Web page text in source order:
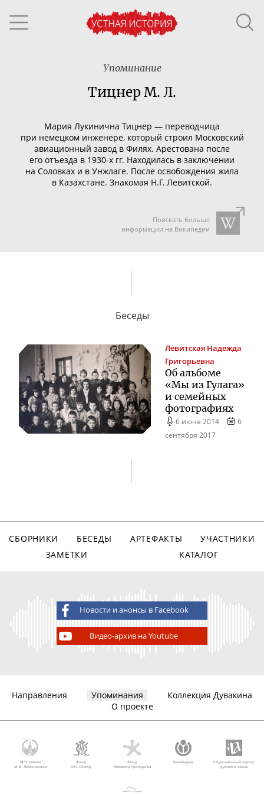
Упоминание
Тицнер М. Л.
Мария Лукинична Тицнер — переводчица
при немецком инженере, который строил Московский
авиационный завод в Филях. Арестована после
его отъезда в 1930-х гг. Находилась в заключении
на Соловках и в Унжлаге. После освобождения жила
в Казахстане. Знакомая Н.Г. Левитской.
Поискать больше
информации на Википедии
Беседы
Левитская Надежда
Григорьевна
Об альбоме
«Мы из Гулага»
и семейных
фотографиях
6 июня 2014
6
сентября 2017
СБОРНИКИ БЕСЕДЫ АРТЕФАКТЫ
УЧАСТНИКИ
ЗАМЕТКИ
КАТАЛОГ
Новости и анонсы в Facebook
Видео-архив на Youtube
Направления Упоминания
Коллекция Дувакина
О проекте
МГУ имени
М.В. Ломоносова
Фонд
AVC Charity
Фонд
Михаила Прохорова
Викимедиа
Национальный корпус
русского языка